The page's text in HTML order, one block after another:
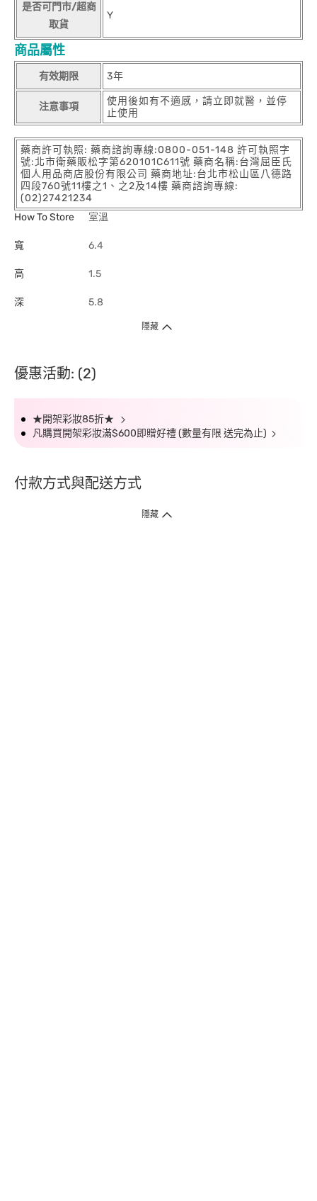
是否可門市/超商
取貨
Y
商品屬性
有效期限 3年
注意事項
使用後如有不適感，請立即就醫，並停
止使用
藥商許可執照: 藥商諮詢專線:0800-051-148 許可執照字
號:北市衛藥販松字第620101C611號 藥商名稱:台灣屈臣氏
個人用品商店股份有限公司 藥商地址:台北市松山區八德路
四段760號11樓之1、之2及14樓 藥商諮詢專線:
(02)27421234
How To Store
室溫
寬 6.4
高 1.5
深 5.8
隱藏
優惠活動: (2)
★開架彩妝85折★
凡購買開架彩妝滿$600即贈好禮 (數量有限 送完為止)
付款方式與配送方式
隱藏